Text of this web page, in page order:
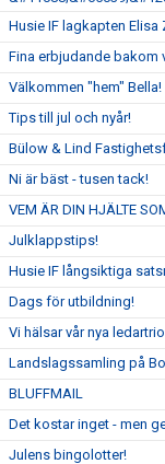
Husie IF lagkapten Elisa
Fina erbjudande bakom
Välkommen "hem" Bella!
Tips till jul och nyår!
Bülow & Lind
Ni är bäst - tusen tack!
VEM ÄR DIN HJÄLTE
Julklappstips!
Husie IF långsiktiga
Dags för utbildning!
Vi hälsar vår nya
Landslagssamling på
BLUFFMAIL
Det kostar inget - men
Julens bingolotter!